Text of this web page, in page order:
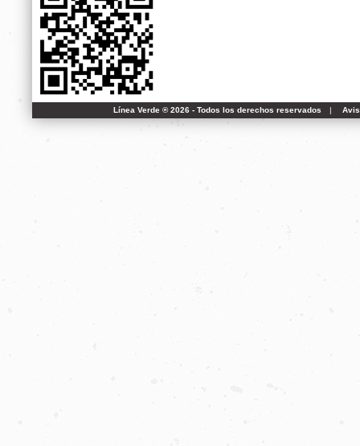
Línea Verde ® 2026 - Todos los derechos reservados |